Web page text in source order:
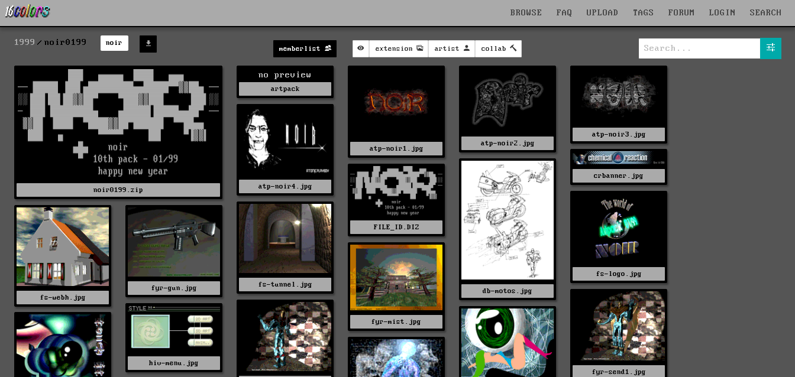
BROWSE FAQ UPLOAD TAGS FORUM LOGIN SEARCH
1999 noir0199 noir
memberlist extension artist collab
noir0199.zip
no preview
artpack
atp-noir1.jpg
atp-noir2.jpg
atp-noir3.jpg
atp-noir4.jpg
crbanner.jpg
db-motos.jpg
FILE_ID.DIZ
fs-logo.jpg
fs-tunnel.jpg
fs-webh.jpg
fyr-gun.jpg
fyr-mist.jpg
fyr-send1.jpg
hiv-menu.jpg